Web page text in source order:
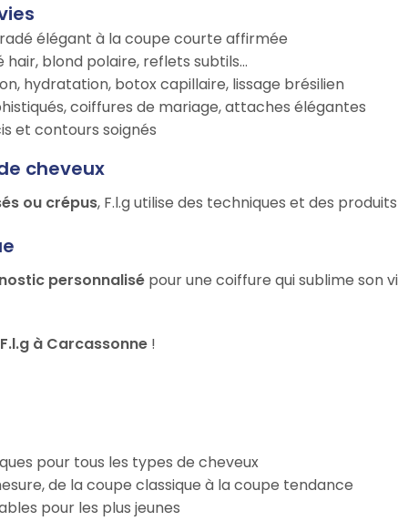
élégant à la coupe courte affirmée
hair, blond polaire, reflets subtils…
hydratation, botox capillaire, lissage brésilien
coiffures de mariage, attaches élégantes
et contours soignés
cheveux
ou crépus, F.l.g utilise des techniques et des
personnalisé pour une coiffure qui sublime son
à Carcassonne !
pour tous les types de cheveux
de la coupe classique à la coupe tendance
pour les plus jeunes